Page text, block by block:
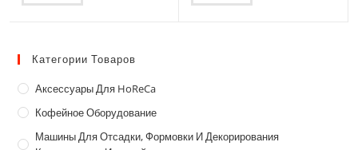
Категории Товаров
Аксессуары Для HoReCa
Кофейное Оборудование
Машины Для Отсадки, Формовки И Декорирования